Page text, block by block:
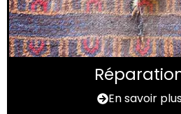
En savoir